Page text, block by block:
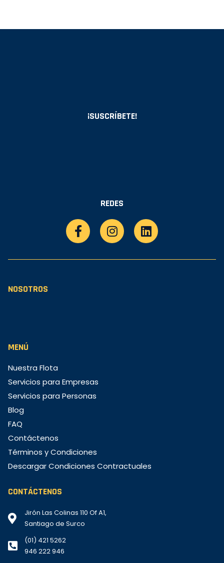
¡SUSCRÍBETE!
REDES
NOSOTROS
MENÚ
Nuestra Flota
Servicios para Empresas
Servicios para Personas
Blog
FAQ
Contáctenos
Términos y Condiciones
Descargar Condiciones Contractuales
CONTÁCTENOS
Jirón Las Colinas 110 Of A1,
Santiago de Surco
(01) 421 5262
946 222 946